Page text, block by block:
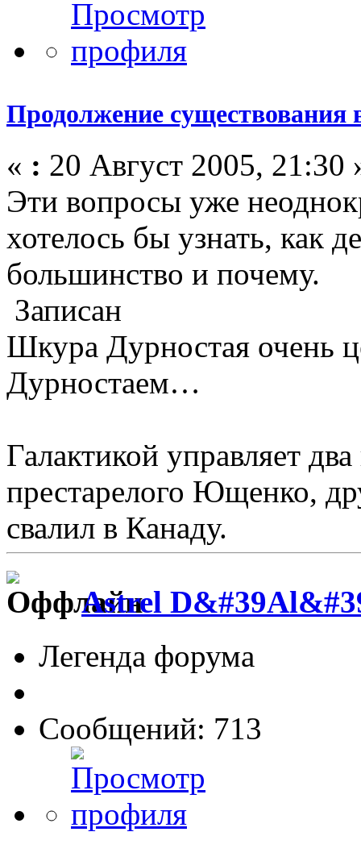
Продолжение существования
« : 20 Август 2005, 21:30
Эти вопросы уже
хотелось бы узнать, как
большинство и почему.
Записан
Шкура Дурностая очень
Дурностаем…
Галактикой управляет
престарелого Ющенко,
свалил в Канаду.
Astrel
Легенда форума
Сообщений: 713